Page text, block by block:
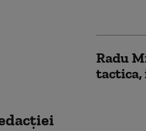
Radu
tactica,